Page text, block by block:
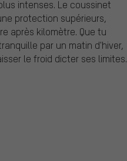
intenses. Le coussinet
protection supérieurs,
après kilomètre. Que tu
par un matin d'hiver,
le froid dicter ses limites.